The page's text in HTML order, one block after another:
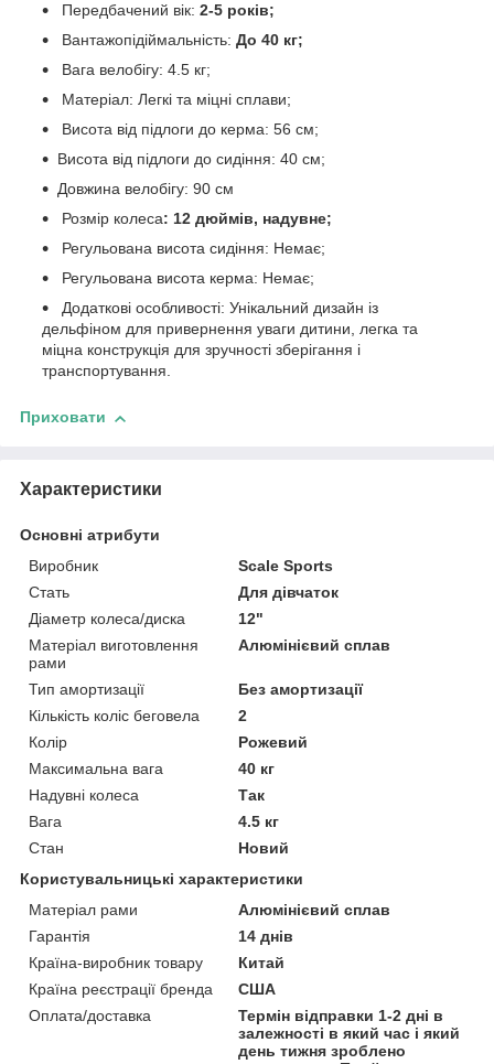
Передбачений вік: 2-5 років;
Вантажопідіймальність: До 40 кг;
Вага велобігу: 4.5 кг;
Матеріал: Легкі та міцні сплави;
Висота від підлоги до керма: 56 см;
Висота від підлоги до сидіння: 40 см;
Довжина велобігу: 90 см
Розмір колеса: 12 дюймів, надувне;
Регульована висота сидіння: Немає;
Регульована висота керма: Немає;
Додаткові особливості: Унікальний дизайн із
дельфіном для привернення уваги дитини, легка та
міцна конструкція для зручності зберігання і
транспортування.
Приховати
Характеристики
Основні атрибути
Виробник
Scale Sports
Стать
Для дівчаток
Діаметр колеса/диска
12"
Матеріал виготовлення
рами
Алюмінієвий сплав
Тип амортизації
Без амортизації
Кількість коліс беговела
2
Колір
Рожевий
Максимальна вага
40 кг
Надувні колеса
Так
Вага
4.5 кг
Стан
Новий
Користувальницькі характеристики
Матеріал рами
Алюмінієвий сплав
Гарантія
14 днів
Країна-виробник товару
Китай
Країна реєстрації бренда
США
Оплата/доставка
Термін відправки 1-2 дні в
залежності в який час і який
день тижня зроблено